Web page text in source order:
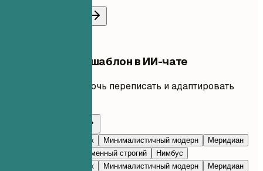
Редактировать шаблон в ИИ-чате
Попросите ИИ помочь переписать и адаптировать
Престиж Минималистичный модерн
Меридиан
Современный строгий
Нимбус
Престиж Минималистичный модерн
Меридиан